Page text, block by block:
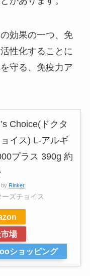
効果の一つ、免
性化することに
守る、免疫力ア
Choice(ドクタ
イス) L-アルギ
プラス 390g 約
by Rinker
ーズチョイス
場
ショッピング